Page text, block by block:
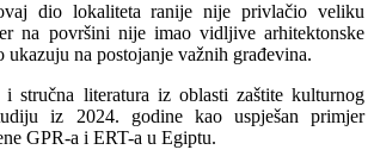
dio lokaliteta ranije nije privlačio veliku
na površini nije imao vidljive arhitektonske
ukazuju na postojanje važnih građevina.
i stručna literatura iz oblasti zaštite kulturnog
iz 2024. godine kao uspješan primjer
GPR-a i ERT-a u Egiptu.